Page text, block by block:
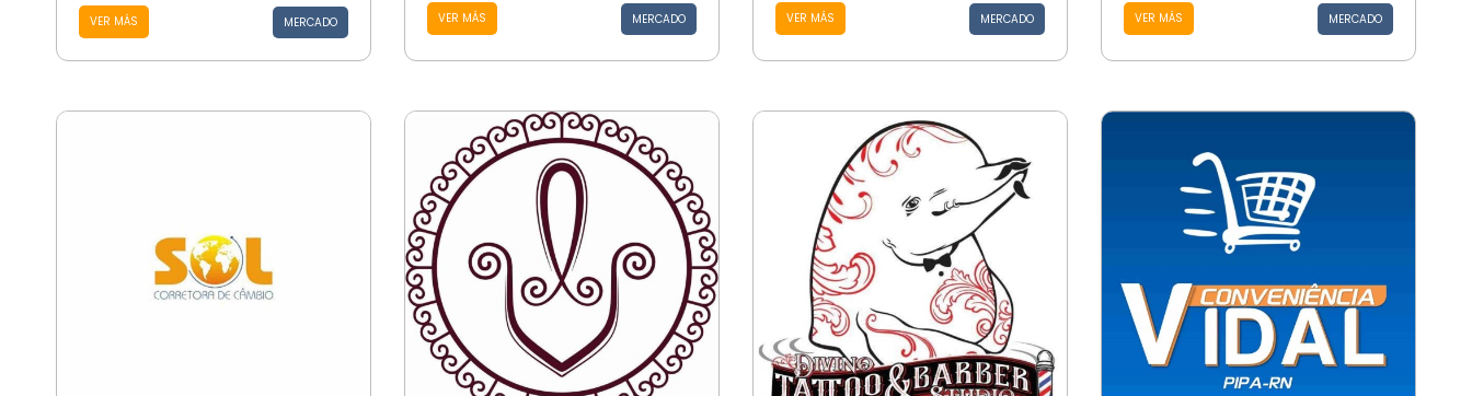
VER MÁS MERCADO VER MÁS MERCADO VER MÁS MERCADO VER MÁS MERCADO